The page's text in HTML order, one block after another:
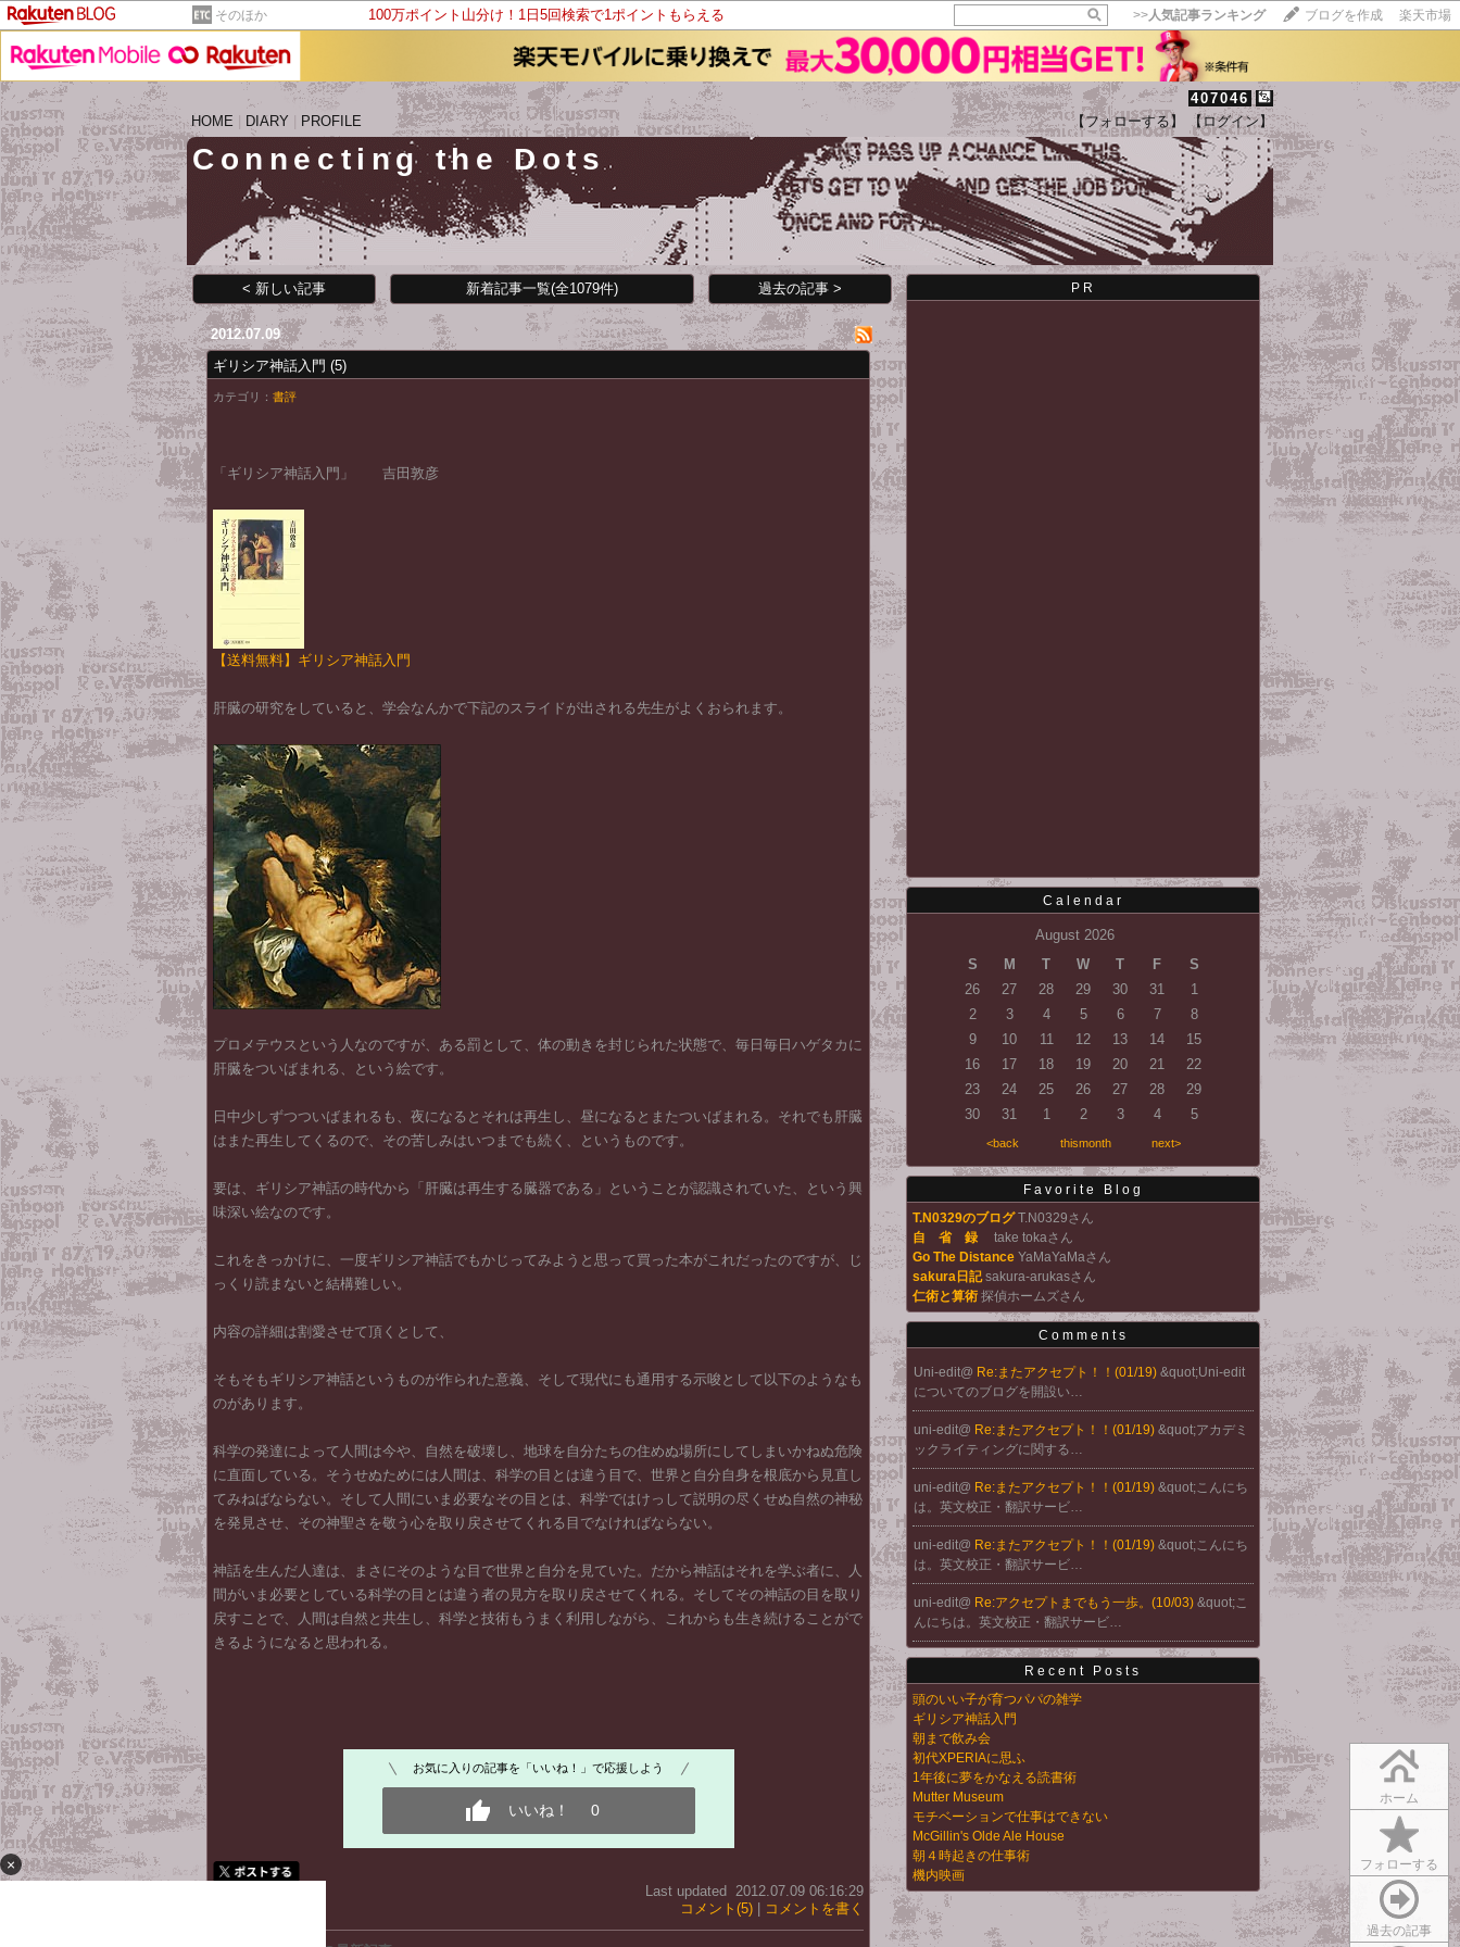
そのほか 100万ポイント山分け！1日5回検索で1ポイントもらえる >>人気記事ランキング ブログを作成 楽天市場
407046
HOME
DIARY PROFILE 【フォローする】 【ログイン】
Connecting the Dots
ホーム
フォローする
過去の記事
【毎日開催】
15記事にいいね！で1ポイント
10秒滞在
いいね!
< 新しい記事 新着記事一覧(全1079件) 過去の記事 >
2012.07.09
ギリシア神話入門 (5)
カテゴリ：書評
「ギリシア神話入門」 吉田敦彦
【送料無料】ギリシア神話入門
肝臓の研究をしていると、学会なんかで下記のスライドが出される先生がよくおられます。
プロメテウスという人なのですが、ある罰として、体の動きを封じられた状態で、毎日毎日ハゲタカに
肝臓をついばまれる、という絵です。
日中少しずつついばまれるも、夜になるとそれは再生し、昼になるとまたついばまれる。それでも肝臓
はまた再生してくるので、その苦しみはいつまでも続く、というものです。
要は、ギリシア神話の時代から「肝臓は再生する臓器である」ということが認識されていた、という興
味深い絵なのです。
これをきっかけに、一度ギリシア神話でもかじってみようと思って買った本がこれだったのですが、じ
っくり読まないと結構難しい。
内容の詳細は割愛させて頂くとして、
そもそもギリシア神話というものが作られた意義、そして現代にも通用する示唆として以下のようなも
のがあります。
科学の発達によって人間は今や、自然を破壊し、地球を自分たちの住めぬ場所にしてしまいかねぬ危険
に直面している。そうせぬためには人間は、科学の目とは違う目で、世界と自分自身を根底から見直し
てみねばならない。そして人間にいま必要なその目とは、科学ではけっして説明の尽くせぬ自然の神秘
を発見させ、その神聖さを敬う心を取り戻させてくれる目でなければならない。
神話を生んだ人達は、まさにそのような目で世界と自分を見ていた。だから神話はそれを学ぶ者に、人
間がいま必要としている科学の目とは違う者の見方を取り戻させてくれる。そしてその神話の目を取り
戻すことで、人間は自然と共生し、科学と技術もうまく利用しながら、これからも生き続けることがで
きるようになると思われる。
お気に入りの記事を「いいね！」で応援しよう
いいね！ 0
Last updated 2012.07.09 06:16:29
コメント(5)
コメントを書く
PR
×
Calendar
August 2026
S
M T W T F
S
26
27 28 29 30 31
1
2
3 4 5 6 7
8
9
10 11 12 13 14
15
16
17 18 19 20 21
22
23
24 25 26 27 28
29
30
31 1 2 3 4 5
<back thismonth next>
Favorite Blog
T.N0329のブログT.N0329さん
自 省 録
take tokaさん
Go The Distance YaMaYaMaさん
sakura日記sakura-arukasさん
仁術と算術 探偵ホームズさん
Comments
Uni-edit@ Re:またアクセプト！！(01/19) &quot;Uni-edit
についてのブログを開設い…
uni-edit@ Re:またアクセプト！！(01/19) &quot;アカデミ
ックライティングに関する…
uni-edit@ Re:またアクセプト！！(01/19) &quot;こんにち
は。英文校正・翻訳サービ…
uni-edit@ Re:またアクセプト！！(01/19) &quot;こんにち
は。英文校正・翻訳サービ…
uni-edit@ Re:アクセプトまでもう一歩。(10/03) &quot;こ
んにちは。英文校正・翻訳サービ…
Recent Posts
頭のいい子が育つパパの雑学
ギリシア神話入門
朝まで飲み会
初代XPERIAに思ふ
1年後に夢をかなえる読書術
Mutter Museum
モチベーションで仕事はできない
McGillin's Olde Ale House
朝４時起きの仕事術
機内映画